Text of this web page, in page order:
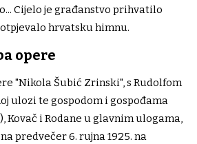
Cijelo je građanstvo prihvatilo
hrvatsku himnu.
opere
"Nikola Šubić Zrinski", s Rudolfom
ulozi te gospodom i gospođama
Kovač i Rodane u glavnim ulogama,
predvečer 6. rujna 1925. na